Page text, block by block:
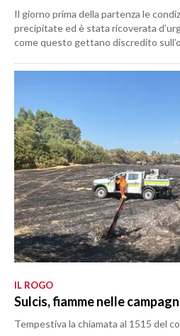
Il giorno prima della partenza le
precipitate ed è stata ricoverata
come questo gettano discredito
IL ROGO
Sulcis, fiamme nelle
Tempestiva la chiamata al 1515 del